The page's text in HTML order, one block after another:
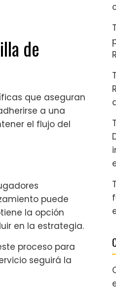
de
que aseguran
a una
el flujo del
puede
la opción
en la estrategia.
proceso para
seguirá la